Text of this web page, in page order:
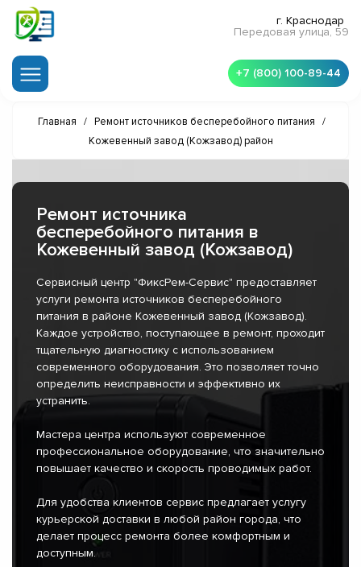
г. Краснодар
Передовая улица, 59
+7 (800) 100-89-44
Главная / Ремонт источников бесперебойного питания
/
Кожевенный завод (Кожзавод) район
Ремонт источника
бесперебойного питания в
Кожевенный завод (Кожзавод)
Сервисный центр "ФиксРем-Сервис" предоставляет
услуги ремонта источников бесперебойного
питания в районе Кожевенный завод (Кожзавод).
Каждое устройство, поступающее в ремонт, проходит
тщательную диагностику с использованием
современного оборудования. Это позволяет точно
определить неисправности и эффективно их
устранить.
Мастера центра используют современное
профессиональное оборудование, что значительно
повышает качество и скорость проводимых работ.
Для удобства клиентов сервис предлагает услугу
курьерской доставки в любой район города, что
делает процесс ремонта более комфортным и
доступным.